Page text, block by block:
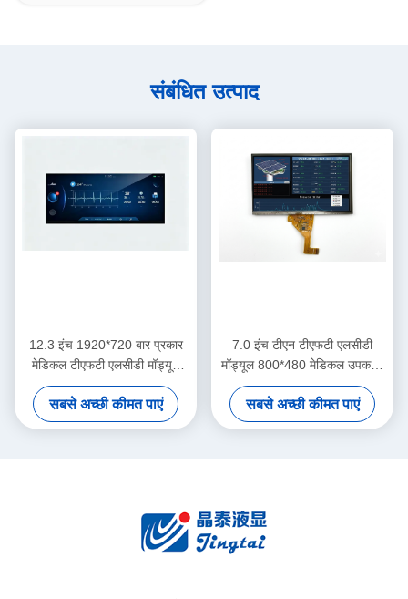
संबंधित उत्पाद
12.3 इंच 1920*720 बार प्रकार
मेडिकल टीएफटी एलसीडी मॉड्यूल
सीटीपी टच स्क्रीन के साथ
सबसे अच्छी कीमत पाएं
7.0 इंच टीएन टीएफटी एलसीडी
मॉड्यूल 800*480 मेडिकल उपकरण
के लिए बहु-प्रकाश आरजीबी डिस्प्ले
सबसे अच्छी कीमत पाएं